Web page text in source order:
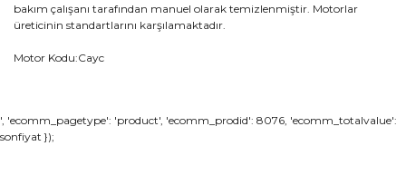
bakım çalışanı tarafından manuel olarak temizlenmiştir. Motorlar
üreticinin standartlarını karşılamaktadır.
Motor Kodu:Cayc
Bu ürünün fiyat bilgisi, resim, ürün açıklamalarında ve diğer
konularda yetersiz gördüğünüz noktaları öneri formunu
', 'ecomm_pagetype': 'product', 'ecomm_prodid': 8076, 'ecomm_totalvalue':
sonfiyat });